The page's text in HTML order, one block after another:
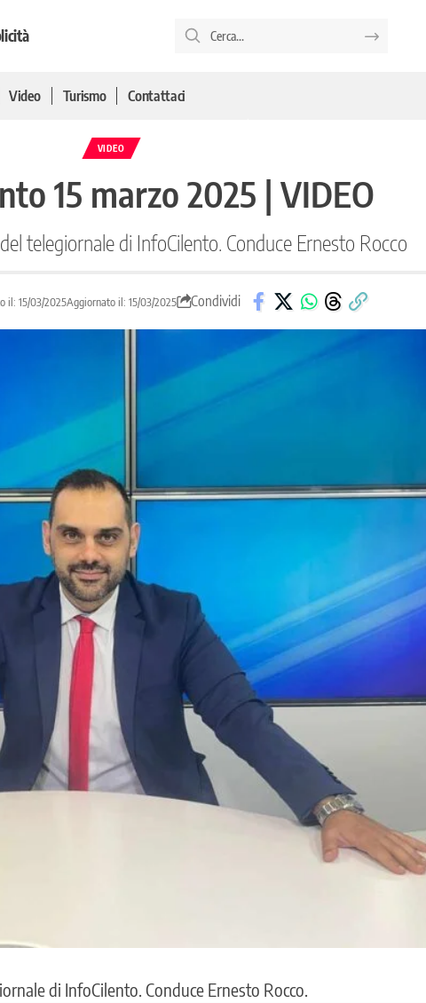
Video Turismo Contattaci
VIDEO
15 marzo 2025 | VIDEO
telegiornale di InfoCilento. Conduce Ernesto Rocco
il: 15/03/2025Aggiornato il: 15/03/2025 Condividi
di InfoCilento. Conduce Ernesto Rocco.